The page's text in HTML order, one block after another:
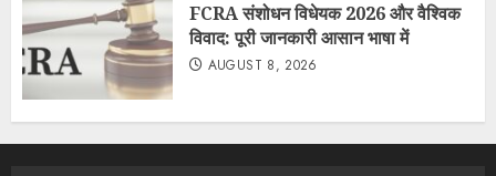
FCRA संशोधन विधेयक 2026 और वैश्विक
विवाद: पूरी जानकारी आसान भाषा में
AUGUST 8, 2026